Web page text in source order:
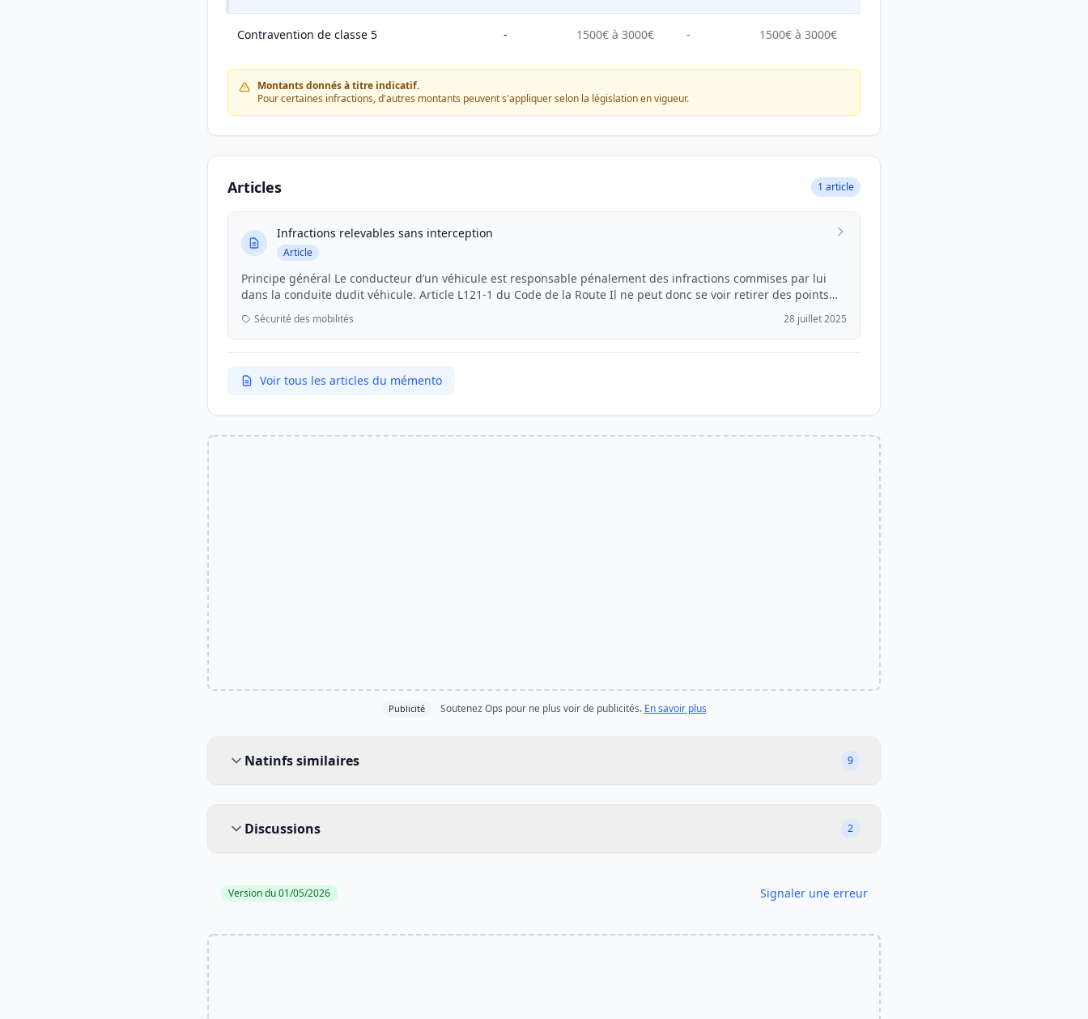
Contravention de classe 5 - 1500€ à 3000€ - 1500€ à 3000€
Montants donnés à titre indicatif.
Pour certaines infractions, d'autres montants peuvent s'appliquer selon la législation en vigueur.
Articles 1 article
Infractions relevables sans interception
Article
Principe général Le conducteur d’un véhicule est responsable pénalement des infractions commises par lui
dans la conduite dudit véhicule. Article L121-1 du Code de la Route Il ne peut donc se voir retirer des points
que s'il est intercepté. P...
Sécurité des mobilités 28 juillet 2025
Voir tous les articles du mémento
Publicité Soutenez Ops pour ne plus voir de publicités. En savoir plus
Natinfs similaires
9
Discussions
2
Version du 01/05/2026 Signaler une erreur